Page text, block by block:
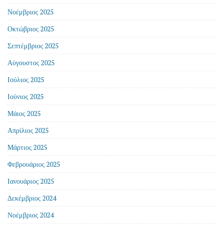
Νοέμβριος 2025
Οκτώβριος 2025
Σεπτέμβριος 2025
Αύγουστος 2025
Ιούλιος 2025
Ιούνιος 2025
Μάιος 2025
Απρίλιος 2025
Μάρτιος 2025
Φεβρουάριος 2025
Ιανουάριος 2025
Δεκέμβριος 2024
Νοέμβριος 2024